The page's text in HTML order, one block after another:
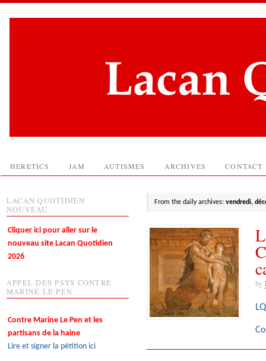
HERETICS JAM AUTISMES ARCHIVES CONTACT
From the daily archives: vendredi,
by
LACAN QUOTIDIEN
NOUVEAU
Cliquer ici pour aller sur le
nouveau site Lacan Quotidien
2026
APPEL DES PSYS CONTRE
MARINE LE PEN
Contre Marine Le Pen et les
partisans de la haine
Lire et signer la pétition ici